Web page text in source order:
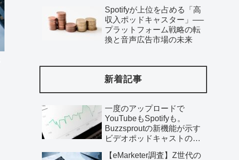
Spotifyが上位を占める「高
収入ポッドキャスター」──
プラットフォーム戦略の転
換と音声広告市場の未来
新着記事
一度のアップロードで
YouTubeもSpotifyも。
Buzzsproutの新機能が示す
ビデオポッドキャストの未
【eMarketer調査】Z世代の